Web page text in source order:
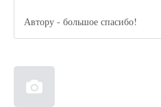
Автору - большое спасибо!